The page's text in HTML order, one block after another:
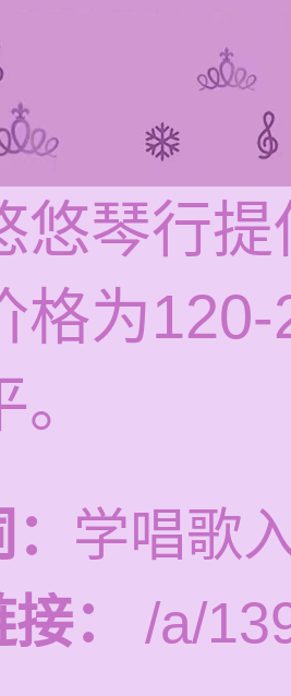
悠琴行
格为
学唱歌
：
/a/